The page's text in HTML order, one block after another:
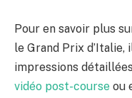
Pour en savoir plus
le Grand Prix
impressions
vidéo post-course ou